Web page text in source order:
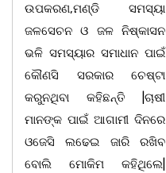
ଉପକରଣ,ମଣ୍ଡି ସମସ୍ୟା
ଜଳସେଚନ ଓ ଜଳ ନିଷ୍କାସନ
ଭଳି ସମସ୍ୟାର ସମାଧାନ ପାଇଁ
କୌଣସି ସରକାର ଚେଷ୍ଟା
କରୁନଥିବା କହିଛନ୍ତି |ଚାଷୀ
ମାନଙ୍କ ପାଇଁ ଆଗାମୀ ଦିନରେ
ଓଜେସି ଲଢେଇ ଜାରି ରଖିବ
ବୋଲି ମୋକିମ କହିଥିଲେ|